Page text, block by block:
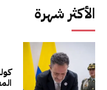
الأكثر شهرة